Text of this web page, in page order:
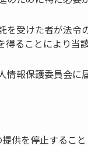
を受けた者が法
ることにより当
情報保護委員会に
供を停止すること